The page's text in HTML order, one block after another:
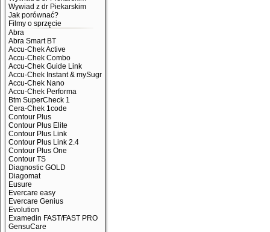
Wywiad z dr Piekarskim
Jak porównać?
Filmy o sprzęcie
Abra
Abra Smart BT
Accu-Chek Active
Accu-Chek Combo
Accu-Chek Guide Link
Accu-Chek Instant & mySugr
Accu-Chek Nano
Accu-Chek Performa
Btm SuperCheck 1
Cera-Chek 1code
Contour Plus
Contour Plus Elite
Contour Plus Link
Contour Plus Link 2.4
Contour Plus One
Contour TS
Diagnostic GOLD
Diagomat
Eusure
Evercare easy
Evercare Genius
Evolution
Examedin FAST/FAST PRO
GensuCare